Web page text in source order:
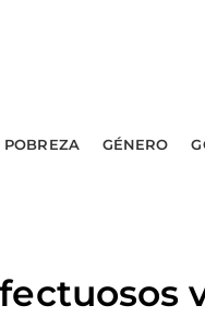
POBREZA GÉNERO